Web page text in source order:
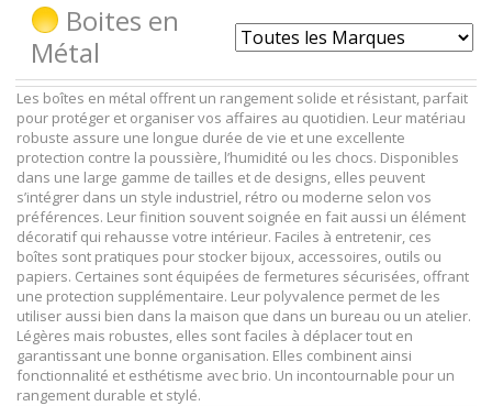
Boites en
Métal
Les boîtes en métal offrent un rangement solide et résistant, parfait
pour protéger et organiser vos affaires au quotidien. Leur matériau
robuste assure une longue durée de vie et une excellente
protection contre la poussière, l’humidité ou les chocs. Disponibles
dans une large gamme de tailles et de designs, elles peuvent
s’intégrer dans un style industriel, rétro ou moderne selon vos
préférences. Leur finition souvent soignée en fait aussi un élément
décoratif qui rehausse votre intérieur. Faciles à entretenir, ces
boîtes sont pratiques pour stocker bijoux, accessoires, outils ou
papiers. Certaines sont équipées de fermetures sécurisées, offrant
une protection supplémentaire. Leur polyvalence permet de les
utiliser aussi bien dans la maison que dans un bureau ou un atelier.
Légères mais robustes, elles sont faciles à déplacer tout en
garantissant une bonne organisation. Elles combinent ainsi
fonctionnalité et esthétisme avec brio. Un incontournable pour un
rangement durable et stylé.